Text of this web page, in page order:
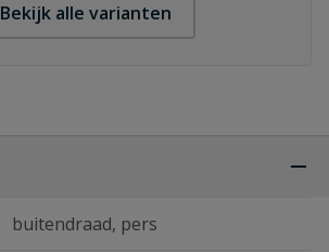
Bekijk alle varianten
buitendraad, pers